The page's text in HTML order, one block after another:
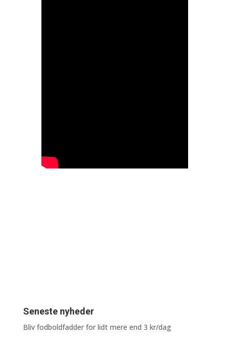
Seneste nyheder
Bliv fodboldfadder for lidt mere end 3 kr/dag